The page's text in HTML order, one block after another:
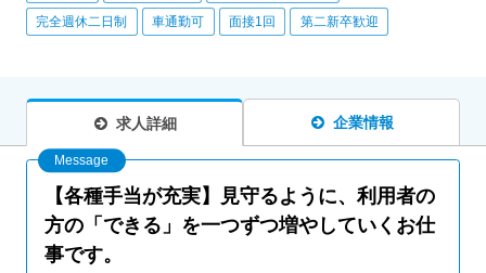
完全週休二日制 車通勤可 面接1回 第二新卒歓迎
求人詳細 企業情報
【各種手当が充実】見守るように、利用者の
方の「できる」を一つずつ増やしていくお仕
事です。